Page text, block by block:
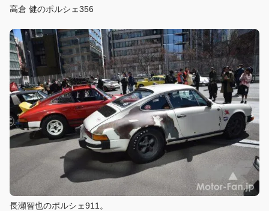
高倉 健のポルシェ356
長瀬智也のポルシェ911。